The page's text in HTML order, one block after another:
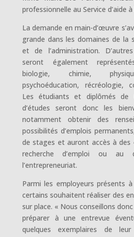
professionnelle au Service d’aide à
La demande en main-d’œuvre
grande dans les domaines de la
et de l’administration.
seront également
biologie, chimie,
psychoéducation, récréologie,
Les étudiants et diplômés de
d’études seront donc les
notamment obtenir des
possibilités d’emplois
de stages et auront accès à des
recherche d’emploi ou au
l’entrepreneuriat.
Parmi les employeurs présents
certains souhaitent réaliser des
sur place. « Nous conseillons
préparer à une entrevue
quelques exemplaires de